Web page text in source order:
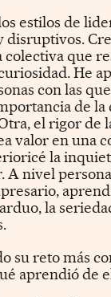
estilos de
disruptivos.
que
He
con las
de la
el rigor de
valor en una
la
A nivel
la
su reto más
aprendió de